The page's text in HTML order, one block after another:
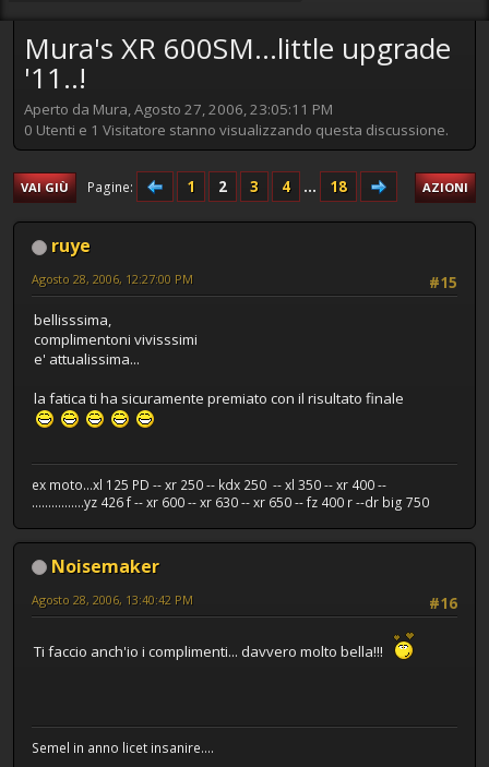
Mura's XR 600SM...little upgrade
'11..!
Aperto da Mura, Agosto 27, 2006, 23:05:11 PM
0 Utenti e 1 Visitatore stanno visualizzando questa discussione.
VAI GIÙ Pagine 1 2 3 4 ... 18 AZIONI
ruye
#15
Agosto 28, 2006, 12:27:00 PM
bellisssima,
complimentoni vivisssimi
e' attualissima...
la fatica ti ha sicuramente premiato con il risultato finale
ex moto...xl 125 PD -- xr 250 -- kdx 250 -- xl 350 -- xr 400 --
................yz 426 f -- xr 600 -- xr 630 -- xr 650 -- fz 400 r --dr big 750
Noisemaker
#16
Agosto 28, 2006, 13:40:42 PM
Ti faccio anch'io i complimenti... davvero molto bella!!!
Semel in anno licet insanire....